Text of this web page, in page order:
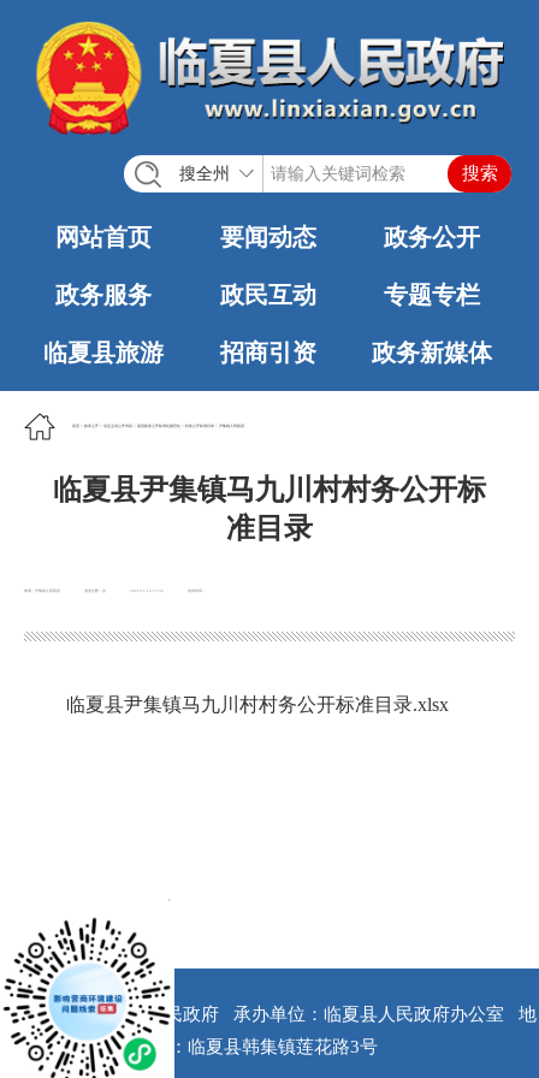
搜全州
网站首页 要闻动态 政务公开
政务服务 政民互动 专题专栏
临夏县旅游 招商引资 政务新媒体
首页 政务公开 法定主动公开内容 基层政务公开标准化规范化 村务公开标准目录 尹集镇人民政府
临夏县尹集镇马九川村村务公开标
准目录
来源：尹集镇人民政府 浏览次数： 发布时间：
2022-11-14 15:36
临夏县尹集镇马九川村村务公开标准目录.xlsx
版权所有：临夏县人民政府 承办单位：临夏县人民政府办公室
地
址：临夏县韩集镇莲花路3号
x